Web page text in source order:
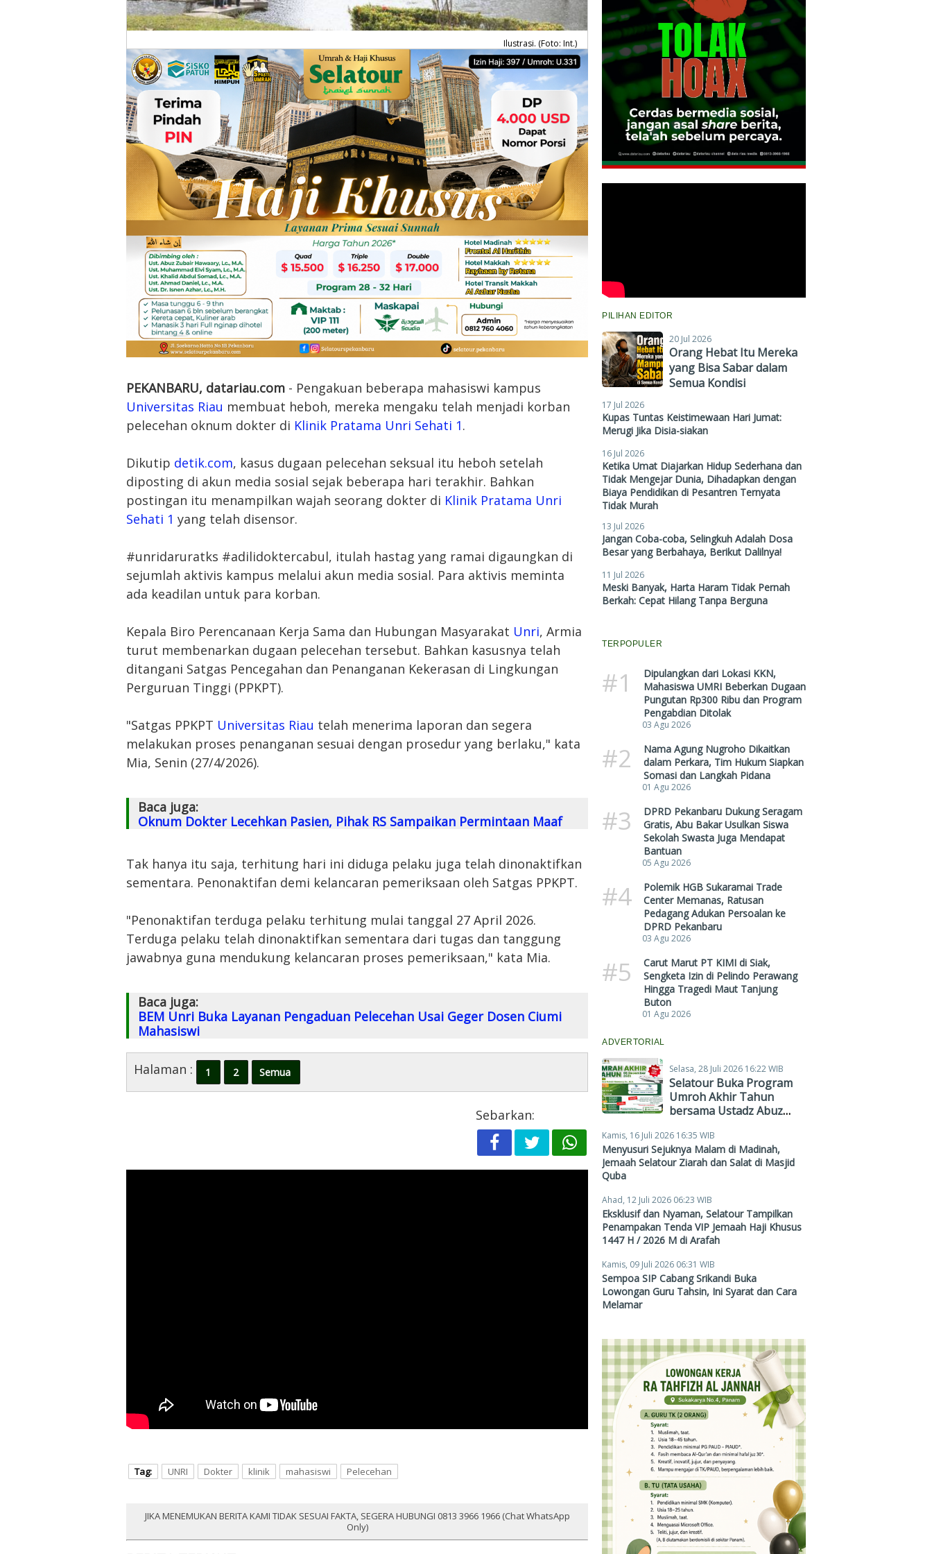
Ilustrasi. (Foto: Int.)
PEKANBARU, datariau.com - Pengakuan beberapa mahasiswi kampus
Universitas Riau membuat heboh, mereka mengaku telah menjadi korban
pelecehan oknum dokter di Klinik Pratama Unri Sehati 1.
Dikutip detik.com, kasus dugaan pelecehan seksual itu heboh setelah
diposting di akun media sosial sejak beberapa hari terakhir. Bahkan
postingan itu menampilkan wajah seorang dokter di Klinik Pratama Unri
Sehati 1 yang telah disensor.
#unridaruratks #adilidoktercabul, itulah hastag yang ramai digaungkan di
sejumlah aktivis kampus melalui akun media sosial. Para aktivis meminta
ada keadilan untuk para korban.
Kepala Biro Perencanaan Kerja Sama dan Hubungan Masyarakat Unri, Armia
turut membenarkan dugaan pelecehan tersebut. Bahkan kasusnya telah
ditangani Satgas Pencegahan dan Penanganan Kekerasan di Lingkungan
Perguruan Tinggi (PPKPT).
"Satgas PPKPT Universitas Riau telah menerima laporan dan segera
melakukan proses penanganan sesuai dengan prosedur yang berlaku," kata
Mia, Senin (27/4/2026).
Baca juga:
Oknum Dokter Lecehkan Pasien, Pihak RS Sampaikan Permintaan Maaf
Tak hanya itu saja, terhitung hari ini diduga pelaku juga telah dinonaktifkan
sementara. Penonaktifan demi kelancaran pemeriksaan oleh Satgas PPKPT.
"Penonaktifan terduga pelaku terhitung mulai tanggal 27 April 2026.
Terduga pelaku telah dinonaktifkan sementara dari tugas dan tanggung
jawabnya guna mendukung kelancaran proses pemeriksaan," kata Mia.
Baca juga:
BEM Unri Buka Layanan Pengaduan Pelecehan Usai Geger Dosen Ciumi
Mahasiswi
Halaman : 1 2 Semua
Sebarkan:
Tag: UNRI Dokter klinik mahasiswi Pelecehan
JIKA MENEMUKAN BERITA KAMI TIDAK SESUAI FAKTA, SEGERA HUBUNGI 0813 3966 1966 (Chat WhatsApp
Only)
PILIHAN EDITOR
20 Jul 2026
Orang Hebat Itu Mereka
yang Bisa Sabar dalam
Semua Kondisi
17 Jul 2026
Kupas Tuntas Keistimewaan Hari Jumat:
Merugi Jika Disia-siakan
16 Jul 2026
Ketika Umat Diajarkan Hidup Sederhana dan
Tidak Mengejar Dunia, Dihadapkan dengan
Biaya Pendidikan di Pesantren Ternyata
Tidak Murah
13 Jul 2026
Jangan Coba-coba, Selingkuh Adalah Dosa
Besar yang Berbahaya, Berikut Dalilnya!
11 Jul 2026
Meski Banyak, Harta Haram Tidak Pernah
Berkah: Cepat Hilang Tanpa Berguna
TERPOPULER
#1
Dipulangkan dari Lokasi KKN,
Mahasiswa UMRI Beberkan Dugaan
Pungutan Rp300 Ribu dan Program
Pengabdian Ditolak
03 Agu 2026
#2
Nama Agung Nugroho Dikaitkan
dalam Perkara, Tim Hukum Siapkan
Somasi dan Langkah Pidana
01 Agu 2026
#3
DPRD Pekanbaru Dukung Seragam
Gratis, Abu Bakar Usulkan Siswa
Sekolah Swasta Juga Mendapat
Bantuan
05 Agu 2026
#4
Polemik HGB Sukaramai Trade
Center Memanas, Ratusan
Pedagang Adukan Persoalan ke
DPRD Pekanbaru
03 Agu 2026
#5
Carut Marut PT KIMI di Siak,
Sengketa Izin di Pelindo Perawang
Hingga Tragedi Maut Tanjung
Buton
01 Agu 2026
ADVERTORIAL
Selasa, 28 Juli 2026 16:22 WIB
Selatour Buka Program
Umroh Akhir Tahun
bersama Ustadz Abuz
Mulai Rp38,4 Juta
Kamis, 16 Juli 2026 16:35 WIB
Menyusuri Sejuknya Malam di Madinah,
Jemaah Selatour Ziarah dan Salat di Masjid
Quba
Ahad, 12 Juli 2026 06:23 WIB
Eksklusif dan Nyaman, Selatour Tampilkan
Penampakan Tenda VIP Jemaah Haji Khusus
1447 H / 2026 M di Arafah
Kamis, 09 Juli 2026 06:31 WIB
Sempoa SIP Cabang Srikandi Buka
Lowongan Guru Tahsin, Ini Syarat dan Cara
Melamar